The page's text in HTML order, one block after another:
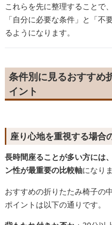
これらを先に整理することで
「自分に必要な条件」と「不
るようになります。
条件別に見るおすすめ
イント
座り心地を重視する場合
長時間座ることが多い方には
ン性が最重要の比較軸になり
おすすめの折りたたみ椅子の
ポイントは以下の通りです。